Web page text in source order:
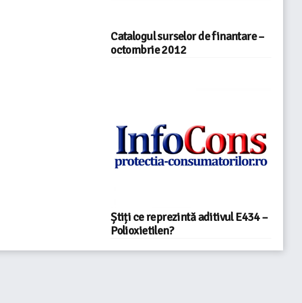
Catalogul surselor de finantare –
octombrie 2012
Știți ce reprezintă aditivul E434 –
Polioxietilen?